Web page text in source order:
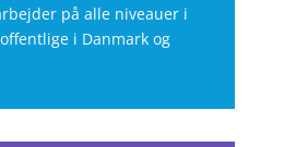
på alle niveauer i
i Danmark og